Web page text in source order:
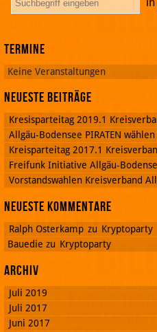
Termine
Keine Veranstaltungen
Neueste Beiträge
Kresisparteitag 2019.1
Allgäu-Bodensee PIRATEN
Kreisparteitag 2017.1
Freifunk Initiative Allgäu-
Vorstandswahlen Kreisverband
Neueste Kommentare
Ralph Osterkamp zu Kryptoparty
Bauedie zu Kryptoparty
Archiv
Juli 2019
Juli 2017
Juni 2017